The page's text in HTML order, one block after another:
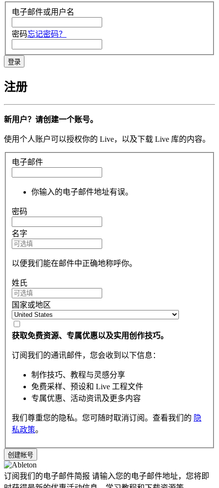
电子邮件或用户名
密码忘记密码？
注册
新用户？请创建一个账号。
使用个人账户可以授权你的 Live，以及下载 Live 库的内容。
电子邮件
你输入的电子邮件地址有误。
密码
名字
以便我们能在邮件中正确地称呼你。
姓氏
国家或地区
获取免费资源、专属优惠以及实用创作技巧。
订阅我们的通讯邮件，您会收到以下信息：
制作技巧、教程与灵感分享
免费采样、预设和 Live 工程文件
专属优惠、活动资讯及更多内容
我们尊重您的隐私。您可随时取消订阅。查看我们的 隐
私政策。
订阅我们的电子邮件简报 请输入您的电子邮件地址，您将即